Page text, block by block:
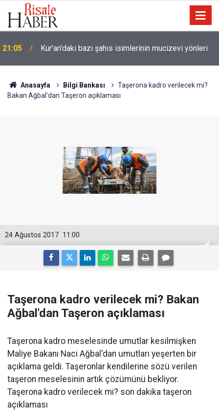
20:02
kin kustu
Anasayfa Bilgi Bankası
Taşerona kadro verilecek mi?
Bakan Ağbal'dan Taşeron açıklaması
11:00
24 Ağustos 2017
Taşerona kadro verilecek mi? Bakan
Ağbal'dan Taşeron açıklaması
Taşerona kadro meselesinde umutlar kesilmişken
Maliye Bakanı Naci Ağbal'dan umutları yeşerten bir
açıklama geldi. Taşeronlar kendilerine sözü verilen
taşeron meselesinin artık çözümünü bekliyor.
Taşerona kadro verilecek mi? son dakika taşeron
açıklaması